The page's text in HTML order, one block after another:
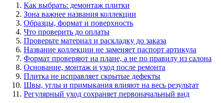
Как выбрать: демонтаж плитки
Зона важнее названия коллекции
Образцы, формат и поверхность
Что проверить до оплаты
Проверьте материал и раскладку до заказа
Название коллекции не заменяет паспорт артикула
Формат проверяют на плане, а не по правилу из салона
Основание, монтаж и уход после ремонта
Плитка не исправляет скрытые дефекты
Швы, углы и примыкания влияют на весь результат
Регулярный уход сохраняет первоначальный вид